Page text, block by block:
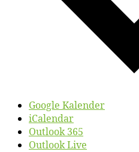
Google Kalender
iCalendar
Outlook 365
Outlook Live